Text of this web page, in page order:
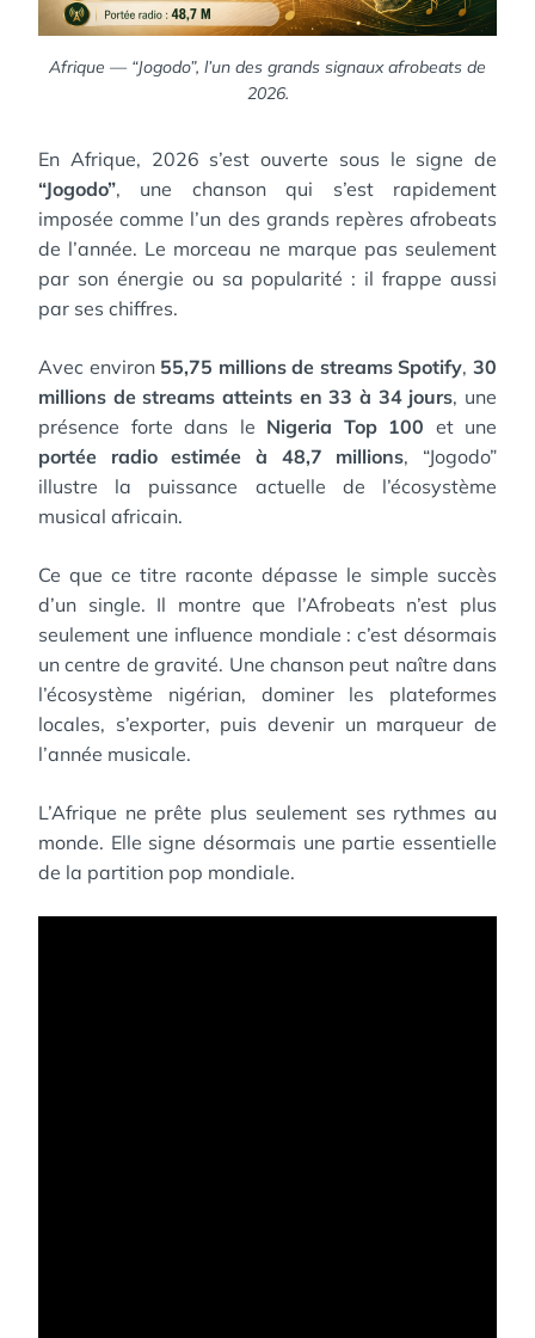
Afrique — “Jogodo”, l’un des grands signaux afrobeats de
2026.
En Afrique, 2026 s’est ouverte sous le signe de
“Jogodo”, une chanson qui s’est rapidement
imposée comme l’un des grands repères afrobeats
de l’année. Le morceau ne marque pas seulement
par son énergie ou sa popularité : il frappe aussi
par ses chiffres.
Avec environ 55,75 millions de streams Spotify,30
millions de streams atteints en 33 à 34 jours, une
présence forte dans le Nigeria Top 100 et une
portée radio estimée à 48,7 millions, “Jogodo”
illustre la puissance actuelle de l’écosystème
musical africain.
Ce que ce titre raconte dépasse le simple succès
d’un single. Il montre que l’Afrobeats n’est plus
seulement une influence mondiale : c’est désormais
un centre de gravité. Une chanson peut naître dans
l’écosystème nigérian, dominer les plateformes
locales, s’exporter, puis devenir un marqueur de
l’année musicale.
L’Afrique ne prête plus seulement ses rythmes au
monde. Elle signe désormais une partie essentielle
de la partition pop mondiale.